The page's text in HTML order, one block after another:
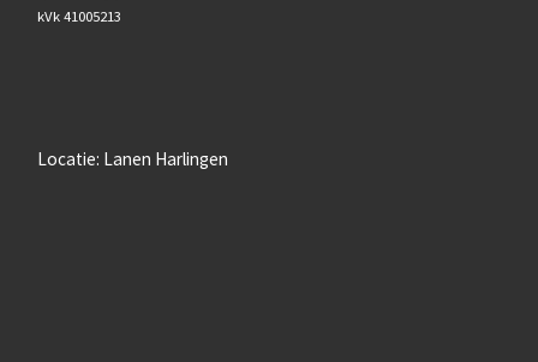
kVk 41005213
Locatie: Lanen Harlingen